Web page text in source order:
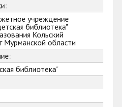
учреждение
библиотека"
Кольский
Мурманской области
библиотека"